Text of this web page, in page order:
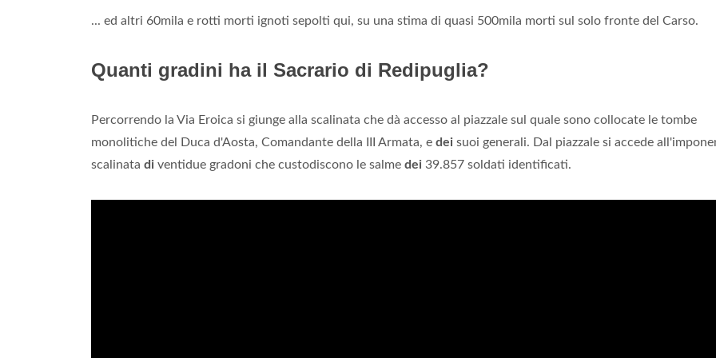
... ed altri 60mila e rotti morti ignoti sepolti qui, su una stima di quasi 500mila morti sul solo fronte del Carso.
Quanti gradini ha il Sacrario di Redipuglia?
Percorrendo la Via Eroica si giunge alla scalinata che dà accesso al piazzale sul quale sono collocate le tombe
monolitiche del Duca d'Aosta, Comandante della III Armata, e dei suoi generali. Dal piazzale si accede
scalinata di ventidue gradoni che custodiscono le salme dei 39.857 soldati identificati.